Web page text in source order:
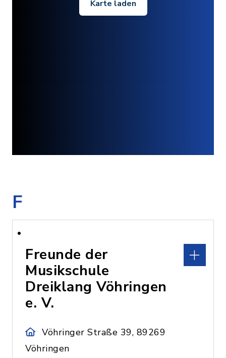
Karte laden
F
Freunde der
Musikschule
Dreiklang Vöhringen
e. V.
Vöhringer Straße 39, 89269
Vöhringen